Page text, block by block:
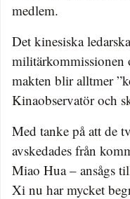
medlem.
Det kinesiska
militärkommissionen
makten blir alltmer
Kinaobservatör och
Med tanke på att de
avskedades från
Miao Hua – ansågs
Xi nu har mycket